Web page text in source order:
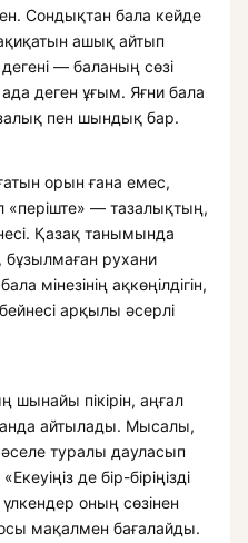
Сондықтан бала кейде
ашық айтып
— баланың сөзі
деген ұғым. Яғни бала
пен шындық бар.
орын ғана емес,
«періште» — тазалықтың,
Қазақ танымында
бұзылмаған рухани
мінезінің ақкөңілдігін,
арқылы әсерлі
шынайы пікірін, аңғал
айтылады. Мысалы,
туралы дауласып
де бір-біріңізді
оның сөзінен
мақалмен бағалайды.